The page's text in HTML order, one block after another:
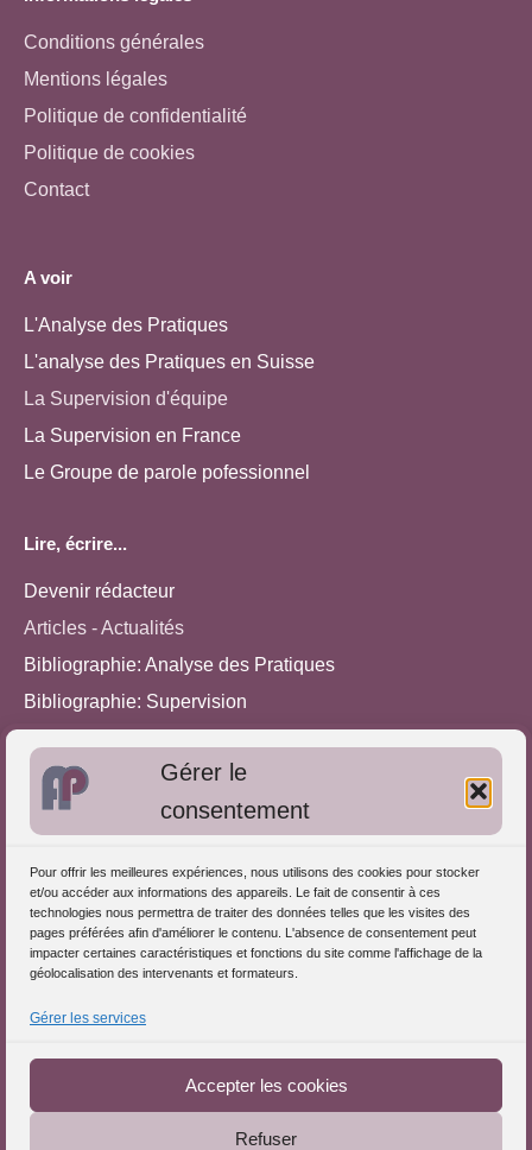
Gérer le
consentement
Pour offrir les meilleures expériences, nous utilisons des cookies pour stocker
et/ou accéder aux informations des appareils. Le fait de consentir à ces
technologies nous permettra de traiter des données telles que les visites des
pages préférées afin d'améliorer le contenu. L'absence de consentement peut
impacter certaines caractéristiques et fonctions du site comme l'affichage de la
géolocalisation des intervenants et formateurs.
Gérer les services
Accepter les cookies
Refuser
Conditions générales
Mentions légales
Politique de confidentialité
Politique de cookies
Contact
A voir
L'Analyse des Pratiques
L'analyse des Pratiques en Suisse
La Supervision d'équipe
La Supervision en France
Le Groupe de parole pofessionnel
Lire, écrire...
Devenir rédacteur
Articles - Actualités
Bibliographie: Analyse des Pratiques
Bibliographie: Supervision
Approches de l'Analyse des pratiques
S'inscrire dans l'Annuaire
Publiez vos formations
Charte déontologique
Téléchargez le Guide